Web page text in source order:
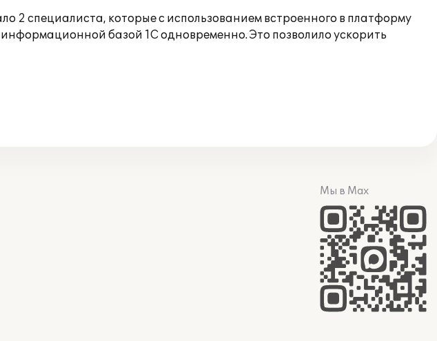
2 специалиста, которые с использованием встроенного в платформу
базой 1С одновременно. Это позволило ускорить
Мы в Max